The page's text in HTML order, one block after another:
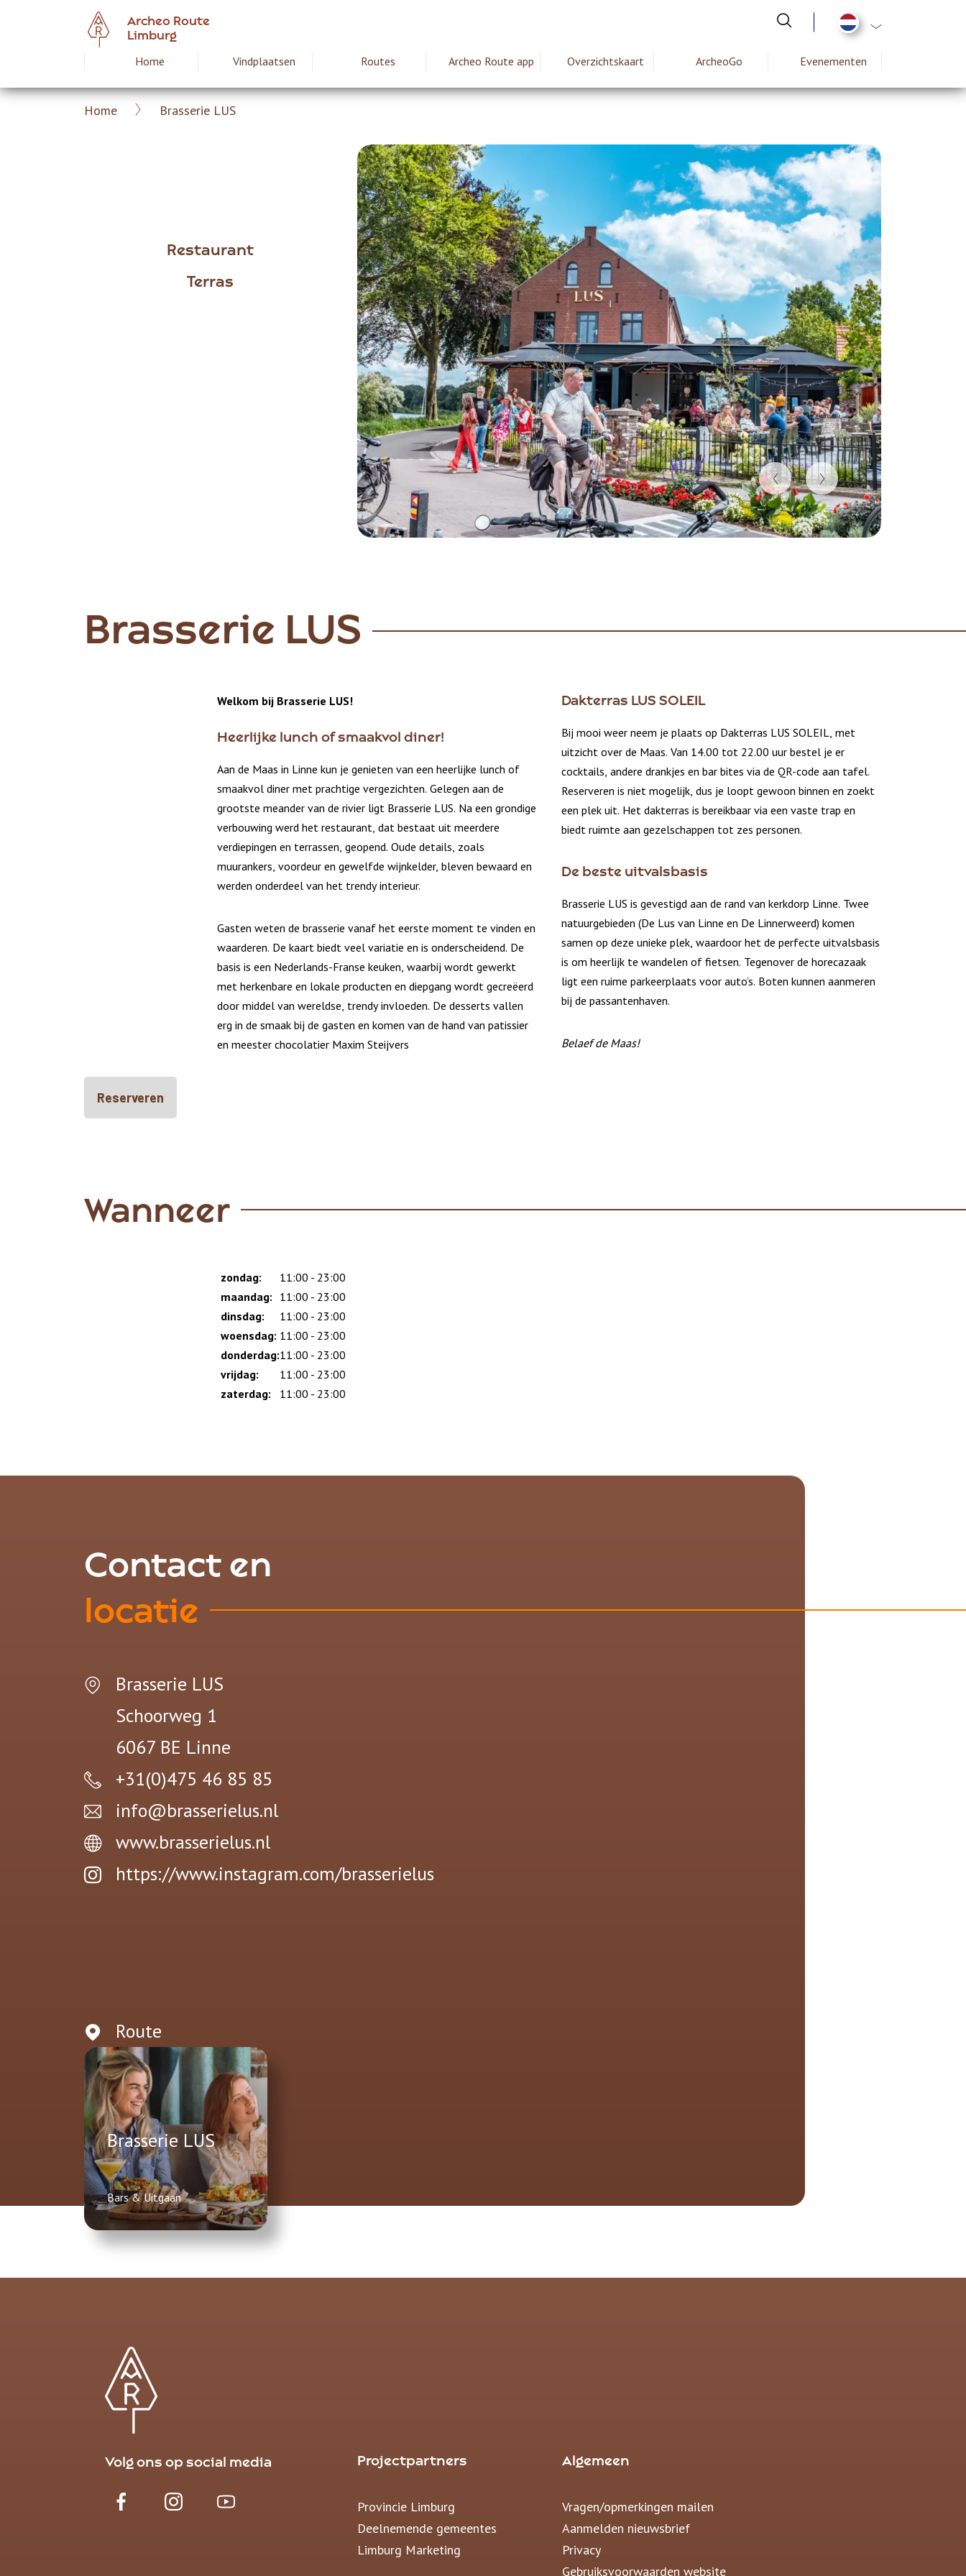
inhoud
Aanvullende
Archeo Route
Limburg
Hoofdnavigatie
Archeoroute
Home Vindplaatsen Routes Archeo Route app Overzichtskaart ArcheoGo Evenementen
Kruimelpad
Home Brasserie LUS
Restaurant
Terras
Brasserie LUS
Welkom bij Brasserie LUS!
Heerlijke lunch of smaakvol diner!
Aan de Maas in Linne kun je genieten van een heerlijke lunch of
smaakvol diner met prachtige vergezichten. Gelegen aan de
grootste meander van de rivier ligt Brasserie LUS. Na een grondige
verbouwing werd het restaurant, dat bestaat uit meerdere
verdiepingen en terrassen, geopend. Oude details, zoals
muurankers, voordeur en gewelfde wijnkelder, bleven bewaard en
werden onderdeel van het trendy interieur.
Gasten weten de brasserie vanaf het eerste moment te vinden en
waarderen. De kaart biedt veel variatie en is onderscheidend. De
basis is een Nederlands-Franse keuken, waarbij wordt gewerkt
met herkenbare en lokale producten en diepgang wordt gecreëerd
door middel van wereldse, trendy invloeden. De desserts vallen
erg in de smaak bij de gasten en komen van de hand van patissier
en meester chocolatier Maxim Steijvers
Dakterras LUS SOLEIL
Bij mooi weer neem je plaats op Dakterras LUS SOLEIL, met
uitzicht over de Maas. Van 14.00 tot 22.00 uur bestel je er
cocktails, andere drankjes en bar bites via de QR-code aan tafel.
Reserveren is niet mogelijk, dus je loopt gewoon binnen en zoekt
een plek uit. Het dakterras is bereikbaar via een vaste trap en
biedt ruimte aan gezelschappen tot zes personen.
De beste uitvalsbasis
Brasserie LUS is gevestigd aan de rand van kerkdorp Linne. Twee
natuurgebieden (De Lus van Linne en De Linnerweerd) komen
samen op deze unieke plek, waardoor het de perfecte uitvalsbasis
is om heerlijk te wandelen of fietsen. Tegenover de horecazaak
ligt een ruime parkeerplaats voor auto’s. Boten kunnen aanmeren
bij de passantenhaven.
Belaef de Maas!
Reserveren
Wanneer
Dag
Time
slot
Reactie
zondag:
11:00 - 23:00
maandag: 11:00 - 23:00
dinsdag:
11:00 - 23:00
woensdag: 11:00 - 23:00
donderdag:11:00 - 23:00
vrijdag:
11:00 - 23:00
zaterdag:
11:00 - 23:00
Contact en
locatie
Brasserie LUS
Schoorweg 1
6067 BE Linne
+31(0)475 46 85 85
info@brasserielus.nl
www.brasserielus.nl
https://www.instagram.com/brasserielus
Route
Brasserie LUS
Bars & Uitgaan
Volg ons op social media Projectpartners
Provincie Limburg
Deelnemende gemeentes
Limburg Marketing
Algemeen
Vragen/opmerkingen mailen
Aanmelden nieuwsbrief
Privacy
Gebruiksvoorwaarden website